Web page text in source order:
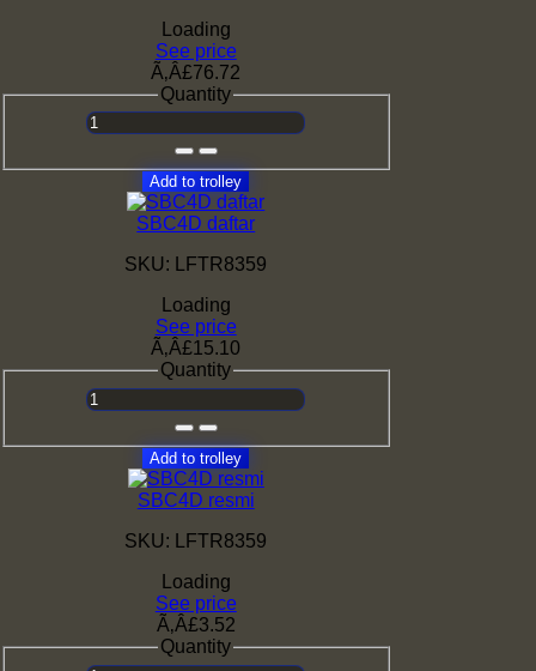
Loading
See price
Ã‚Â£76.72
Quantity
Add to trolley
SBC4D daftar
SKU: LFTR8359
Loading
See price
Ã‚Â£15.10
Quantity
Add to trolley
SBC4D resmi
SKU: LFTR8359
Loading
See price
Ã‚Â£3.52
Quantity